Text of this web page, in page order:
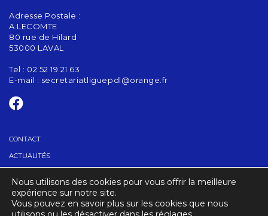
Adresse Postale :
A.LECOMTE
80 rue de Hilard
53000 LAVAL
Tel : 02 52 19 21 63
E-mail : secretariatliguepdl@orange.fr
CONTACT
ACTUALITÉS
TROUVER UN CLUB
Nous utilisons des cookies pour vous offrir la meilleure
expérience sur notre site.
Vous pouvez en savoir plus sur les cookies que nous